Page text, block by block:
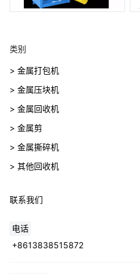
类别
> 金属打包机
> 金属压块机
> 金属回收机
> 金属剪
> 金属撕碎机
> 其他回收机
联系我们
电话
+8613838515872